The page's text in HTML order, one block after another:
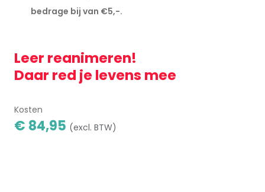
bedrage bij van €5,-.
Leer reanimeren!
Daar red je levens mee
Kosten
€ 84,95 (excl. BTW)